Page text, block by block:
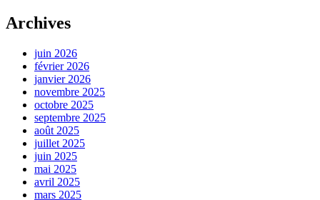
Archives
juin 2026
février 2026
janvier 2026
novembre 2025
octobre 2025
septembre 2025
août 2025
juillet 2025
juin 2025
mai 2025
avril 2025
mars 2025